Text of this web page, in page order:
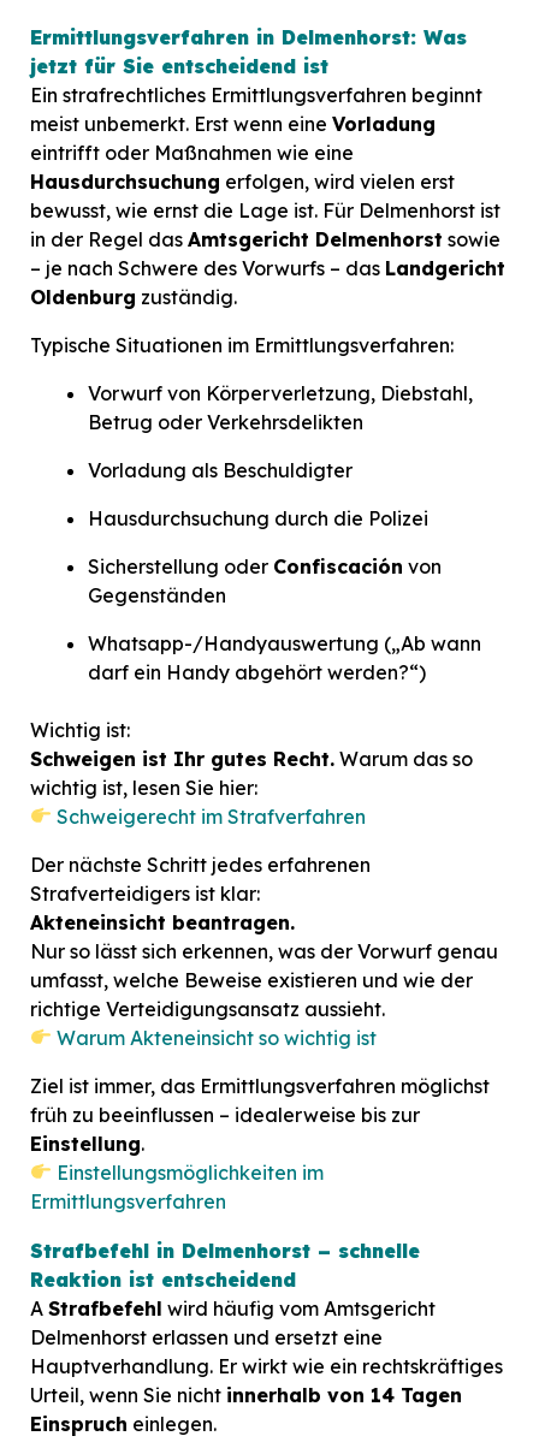
Ermittlungsverfahren in Delmenhorst: Was
jetzt für Sie entscheidend ist
Ein strafrechtliches Ermittlungsverfahren beginnt
meist unbemerkt. Erst wenn eine Vorladung
eintrifft oder Maßnahmen wie eine
Hausdurchsuchung erfolgen, wird vielen erst
bewusst, wie ernst die Lage ist. Für Delmenhorst ist
in der Regel das Amtsgericht Delmenhorst sowie
– je nach Schwere des Vorwurfs – das Landgericht
Oldenburg zuständig.
Typische Situationen im Ermittlungsverfahren:
Vorwurf von Körperverletzung, Diebstahl,
Betrug oder Verkehrsdelikten
Vorladung als Beschuldigter
Hausdurchsuchung durch die Polizei
Sicherstellung oder Confiscación von
Gegenständen
Whatsapp-/Handyauswertung („Ab wann
darf ein Handy abgehört werden?“)
Wichtig ist:
Schweigen ist Ihr gutes Recht. Warum das so
wichtig ist, lesen Sie hier:
Schweigerecht im Strafverfahren
Der nächste Schritt jedes erfahrenen
Strafverteidigers ist klar:
Akteneinsicht beantragen.
Nur so lässt sich erkennen, was der Vorwurf genau
umfasst, welche Beweise existieren und wie der
richtige Verteidigungsansatz aussieht.
Warum Akteneinsicht so wichtig ist
Ziel ist immer, das Ermittlungsverfahren möglichst
früh zu beeinflussen – idealerweise bis zur
Einstellung.
Einstellungsmöglichkeiten im
Ermittlungsverfahren
Strafbefehl in Delmenhorst – schnelle
Reaktion ist entscheidend
A Strafbefehl wird häufig vom Amtsgericht
Delmenhorst erlassen und ersetzt eine
Hauptverhandlung. Er wirkt wie ein rechtskräftiges
Urteil, wenn Sie nicht innerhalb von 14 Tagen
Einspruch einlegen.